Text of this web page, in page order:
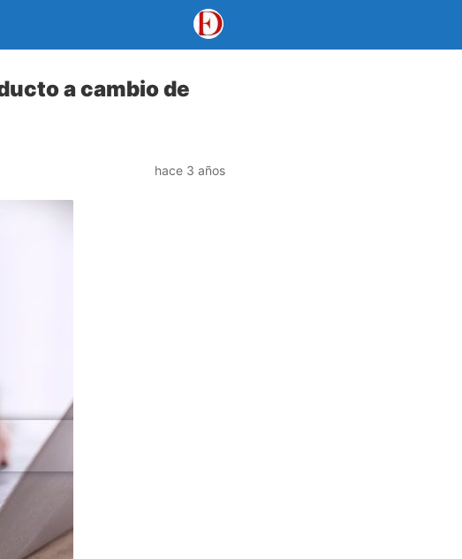
a cambio de
hace 3 años